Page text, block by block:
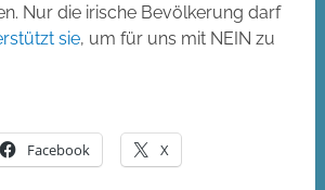
Nur die irische Bevölkerung darf
sie, um für uns mit NEIN zu
Facebook X